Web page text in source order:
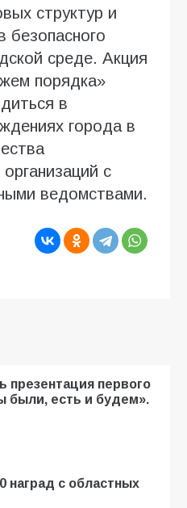
структур и
безопасного
среде. Акция
порядка»
в
города в
с
ведомствами.
презентация первого
были, есть и будем».
наград с областных